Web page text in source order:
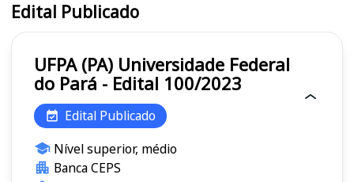
Edital Publicado
UFPA (PA) Universidade Federal
do Pará - Edital 100/2023
Edital Publicado
Nível superior, médio
Banca CEPS